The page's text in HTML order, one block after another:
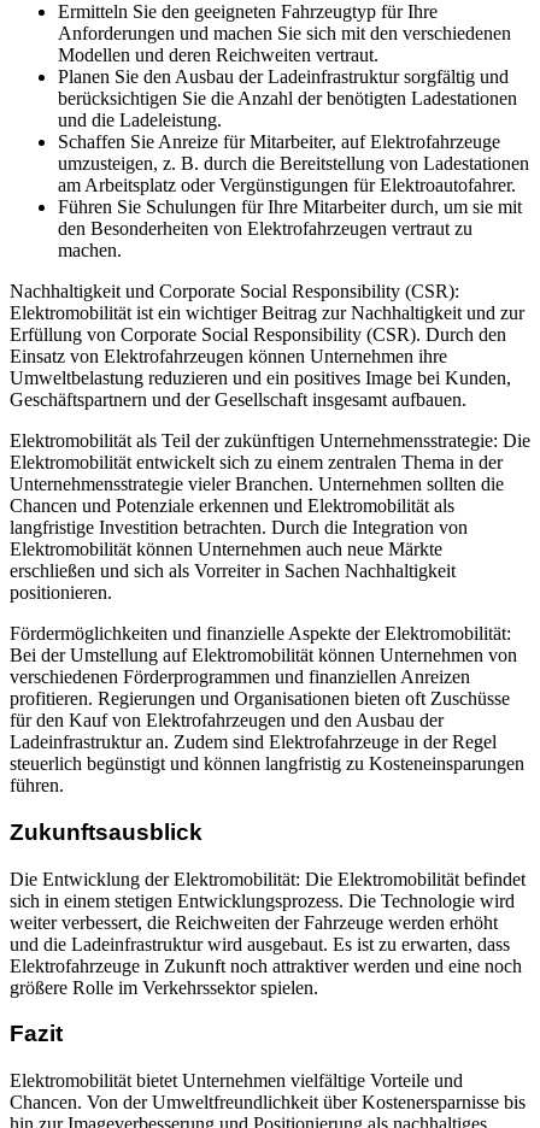
Ermitteln Sie den geeigneten Fahrzeugtyp für Ihre
Anforderungen und machen Sie sich mit den verschiedenen
Modellen und deren Reichweiten vertraut.
Planen Sie den Ausbau der Ladeinfrastruktur sorgfältig und
berücksichtigen Sie die Anzahl der benötigten Ladestationen
und die Ladeleistung.
Schaffen Sie Anreize für Mitarbeiter, auf Elektrofahrzeuge
umzusteigen, z. B. durch die Bereitstellung von Ladestationen
am Arbeitsplatz oder Vergünstigungen für Elektroautofahrer.
Führen Sie Schulungen für Ihre Mitarbeiter durch, um sie mit
den Besonderheiten von Elektrofahrzeugen vertraut zu
machen.
Nachhaltigkeit und Corporate Social Responsibility (CSR):
Elektromobilität ist ein wichtiger Beitrag zur Nachhaltigkeit und zur
Erfüllung von Corporate Social Responsibility (CSR). Durch den
Einsatz von Elektrofahrzeugen können Unternehmen ihre
Umweltbelastung reduzieren und ein positives Image bei Kunden,
Geschäftspartnern und der Gesellschaft insgesamt aufbauen.
Elektromobilität als Teil der zukünftigen Unternehmensstrategie: Die
Elektromobilität entwickelt sich zu einem zentralen Thema in der
Unternehmensstrategie vieler Branchen. Unternehmen sollten die
Chancen und Potenziale erkennen und Elektromobilität als
langfristige Investition betrachten. Durch die Integration von
Elektromobilität können Unternehmen auch neue Märkte
erschließen und sich als Vorreiter in Sachen Nachhaltigkeit
positionieren.
Fördermöglichkeiten und finanzielle Aspekte der Elektromobilität:
Bei der Umstellung auf Elektromobilität können Unternehmen von
verschiedenen Förderprogrammen und finanziellen Anreizen
profitieren. Regierungen und Organisationen bieten oft Zuschüsse
für den Kauf von Elektrofahrzeugen und den Ausbau der
Ladeinfrastruktur an. Zudem sind Elektrofahrzeuge in der Regel
steuerlich begünstigt und können langfristig zu Kosteneinsparungen
führen.
Zukunftsausblick
Die Entwicklung der Elektromobilität: Die Elektromobilität befindet
sich in einem stetigen Entwicklungsprozess. Die Technologie wird
weiter verbessert, die Reichweiten der Fahrzeuge werden erhöht
und die Ladeinfrastruktur wird ausgebaut. Es ist zu erwarten, dass
Elektrofahrzeuge in Zukunft noch attraktiver werden und eine noch
größere Rolle im Verkehrssektor spielen.
Fazit
Elektromobilität bietet Unternehmen vielfältige Vorteile und
Chancen. Von der Umweltfreundlichkeit über Kostenersparnisse bis
hin zur Imageverbesserung und Positionierung als nachhaltiges